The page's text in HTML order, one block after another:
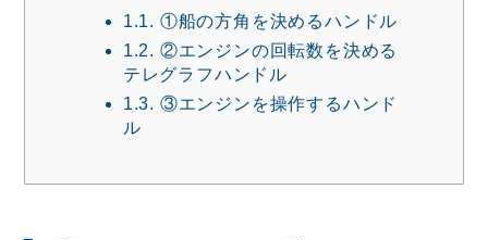
1.1. ①船の方角を決めるハンドル
1.2. ②エンジンの回転数を決める
テレグラフハンドル
1.3. ③エンジンを操作するハンド
ル